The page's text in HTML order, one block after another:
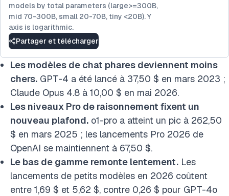
models by total parameters (large>=300B,
mid 70-300B, small 20-70B, tiny <20B). Y
axis is logarithmic.
Partager et télécharger
Les modèles de chat phares deviennent moins
chers. GPT-4 a été lancé à 37,50 $ en mars 2023 ;
Claude Opus 4.8 à 10,00 $ en mai 2026.
Les niveaux Pro de raisonnement fixent un
nouveau plafond. o1-pro a atteint un pic à 262,50
$ en mars 2025 ; les lancements Pro 2026 de
OpenAI se maintiennent à 67,50 $.
Le bas de gamme remonte lentement. Les
lancements de petits modèles en 2026 coûtent
entre 1,69 $ et 5,62 $, contre 0,26 $ pour GPT-4o